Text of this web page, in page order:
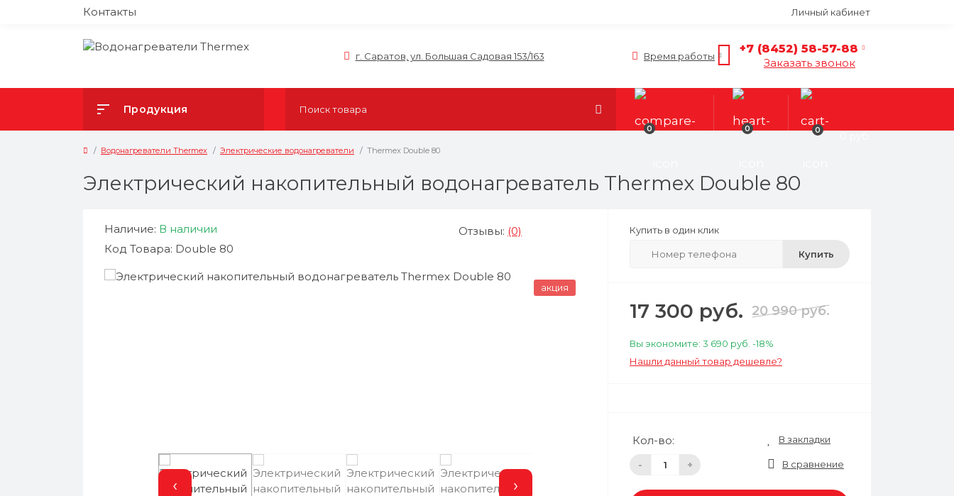
Контакты Личный кабинет
г. Саратов, ул. Большая Садовая 153/163 Время работы
+7 (8452) 58-57-88
Заказать звонок
Продукция
0 0 0
Водонагреватели Thermex Электрические водонагреватели Thermex Double 80
Электрический накопительный водонагреватель Thermex Double 80
Наличие: В наличии
Код Товара: Double 80
Отзывы: (0)
акция
‹ ›
Купить в один клик
Купить
17 300 руб. 20 990 руб.
Вы экономите: 3 690 руб. -18%
Нашли данный товар дешевле?
Кол-во:
- +
В закладки
В сравнение